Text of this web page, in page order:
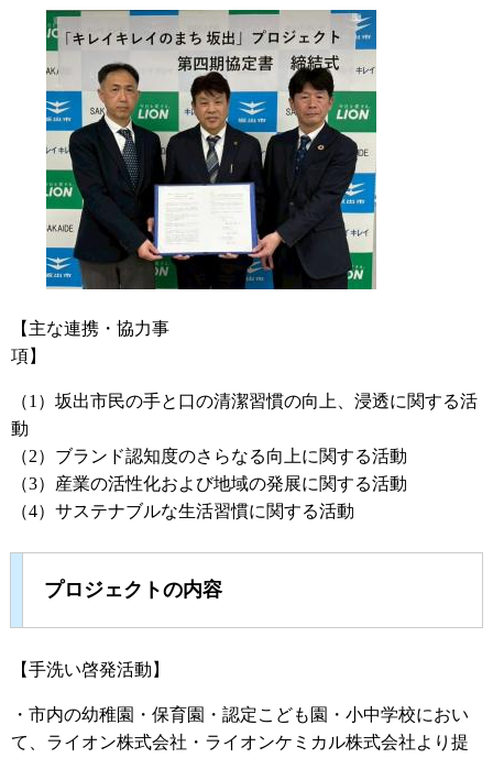
【主な連携・協力事
項】
（1）坂出市民の手と口の清潔習慣の向上、浸透に関する活
動
（2）ブランド認知度のさらなる向上に関する活動
（3）産業の活性化および地域の発展に関する活動
（4）サステナブルな生活習慣に関する活動
プロジェクトの内容
​【手洗い啓発活動】
・市内の幼稚園・保育園・認定こども園・小中学校におい
て、ライオン株式会社・ライオンケミカル株式会社より提